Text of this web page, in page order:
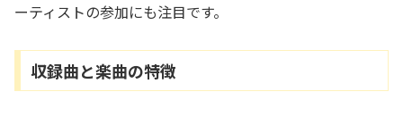
ーティストの参加にも注目です。
収録曲と楽曲の特徴